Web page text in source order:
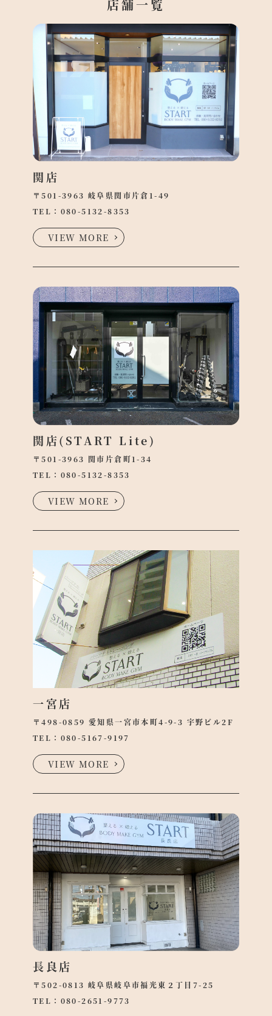
店舗一覧
関店
〒501-3963 岐阜県関市片倉1-49
TEL： 080-5132-8353
VIEW MORE
関店(START Lite)
〒501-3963 関市片倉町1-34
TEL： 080-5132-8353
VIEW MORE
一宮店
〒498-0859 愛知県一宮市本町4-9-3 宇野ビル2F
TEL： 080-5167-9197
VIEW MORE
長良店
〒502-0813 岐阜県岐阜市福光東２丁目7-25
TEL： 080-2651-9773